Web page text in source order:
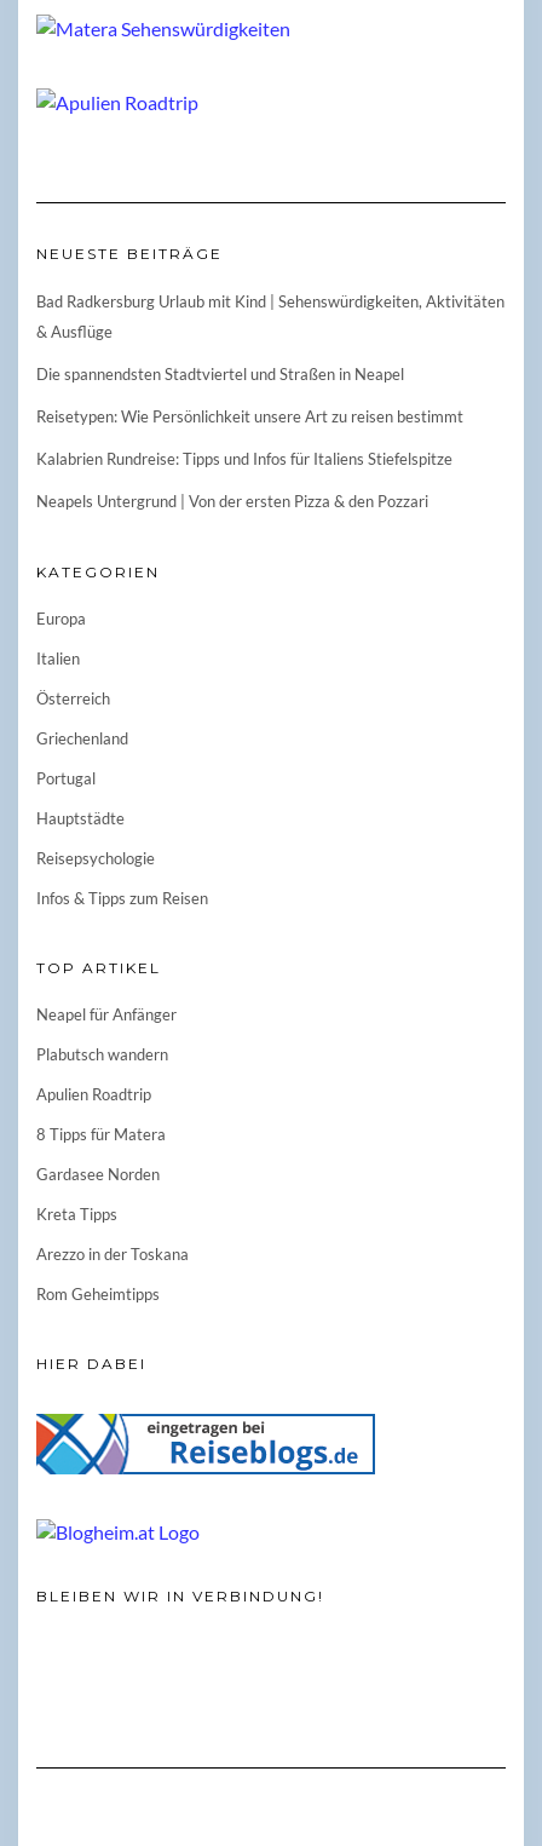
NEUESTE BEITRÄGE
Bad Radkersburg Urlaub mit Kind | Sehenswürdigkeiten, Aktivitäten
& Ausflüge
Die spannendsten Stadtviertel und Straßen in Neapel
Reisetypen: Wie Persönlichkeit unsere Art zu reisen bestimmt
Kalabrien Rundreise: Tipps und Infos für Italiens Stiefelspitze
Neapels Untergrund | Von der ersten Pizza & den Pozzari
KATEGORIEN
Europa
Italien
Österreich
Griechenland
Portugal
Hauptstädte
Reisepsychologie
Infos & Tipps zum Reisen
TOP ARTIKEL
Neapel für Anfänger
Plabutsch wandern
Apulien Roadtrip
8 Tipps für Matera
Gardasee Norden
Kreta Tipps
Arezzo in der Toskana
Rom Geheimtipps
HIER DABEI
BLEIBEN WIR IN VERBINDUNG!